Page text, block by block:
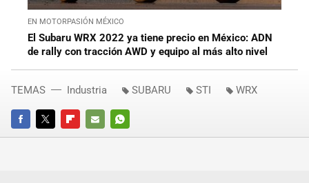
EN MOTORPASIÓN MÉXICO
El Subaru WRX 2022 ya tiene precio en México: ADN
de rally con tracción AWD y equipo al más alto nivel
FACEBOOKTWITTERFLIPBOARD
E-
WHATSAPP
TEMAS Industria SUBARU STI WRX